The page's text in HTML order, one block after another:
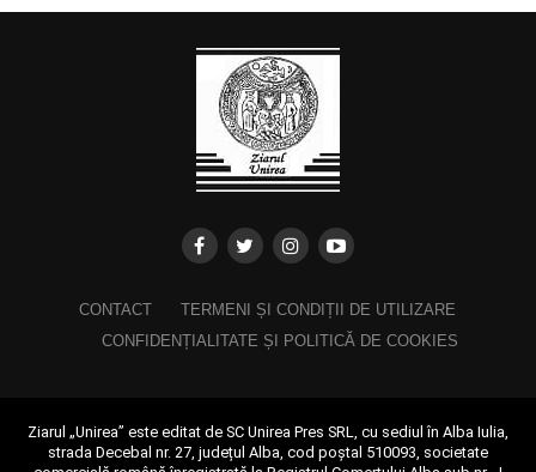
CONTACT
TERMENI ȘI CONDIȚII DE UTILIZARE
CONFIDENȚIALITATE ȘI POLITICĂ DE COOKIES
Ziarul „Unirea” este editat de SC Unirea Pres SRL, cu sediul în Alba Iulia,
strada Decebal nr. 27, județul Alba, cod poștal 510093, societate